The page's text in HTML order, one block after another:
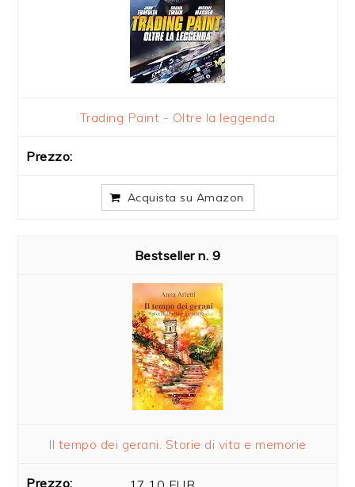
Trading Paint - Oltre la leggenda
Acquista su Amazon
9
Il tempo dei gerani. Storie di vita e memorie